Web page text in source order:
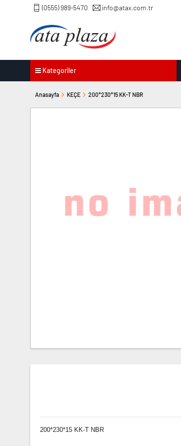
(0555) 989-5470 info@atax.com.tr
Kategoriler
Anasayfa KEÇE 200*230*15 KK-T NBR
200*230*15 KK-T NBR